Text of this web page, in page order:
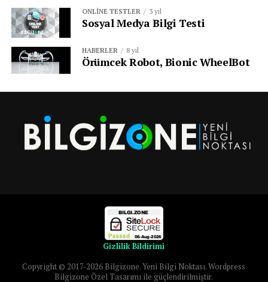
ONLINE TESTLER 3 yıl
Sosyal Medya Bilgi Testi
HABERLER 8 yıl
Örümcek Robot, Bionic WheelBot
Gizlilik Bildirimi
Copyright © 2017-2026 Bilgizone. Yeni Bilgi Noktası. Wordpress
Bilgizone Özel Tasarımı ile güçlendirilmiştir.